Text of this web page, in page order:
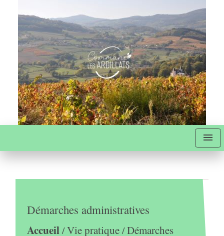
menu
Démarches administratives
Accueil/Vie pratique/Démarches